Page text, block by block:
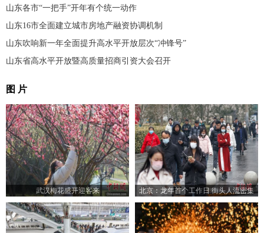
山东各市“一把手”开年有个统一动作
山东16市全面建立城市房地产融资协调机制
山东吹响新一年全面提升高水平开放层次“冲锋号”
山东省高水平开放暨高质量招商引资大会召开
图 片
武汉梅花盛开迎客来 北京：龙年首个工作日 街头人流密集